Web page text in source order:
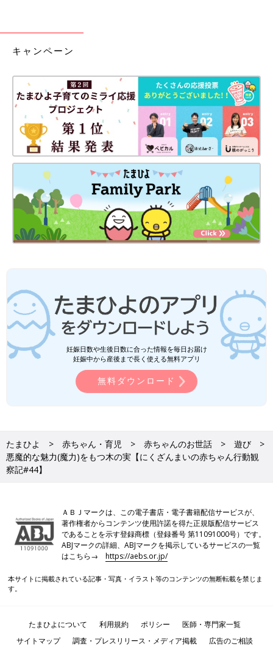
キャンペーン
妊娠日数や生後日数に合った情報を毎日お届け
妊娠中から産後まで長く使える無料アプリ
無料ダウンロード
たまひよ 赤ちゃん・育児 赤ちゃんのお世話
遊び
悪魔的な魅力(魔力)をもつ木の実【にくざんまいの赤ちゃん行動観
察記#44】
ＡＢＪマークは、この電子書店・電子書籍配信サービスが、
著作権者からコンテンツ使用許諾を得た正規版配信サービス
であることを示す登録商標（登録番号 第11091000号）です。
ABJマークの詳細、ABJマークを掲示しているサービスの一覧
はこちら→https://aebs.or.jp/
本サイトに掲載されている記事・写真・イラスト等のコンテンツの無断転載を禁じま
す。
たまひよについて 利用規約 ポリシー
医師・専門家一覧
サイトマップ
調査・プレスリリース・メディア掲載
広告のご相談